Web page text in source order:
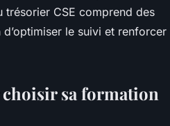
CSE comprend des
le suivi et renforcer
sa formation